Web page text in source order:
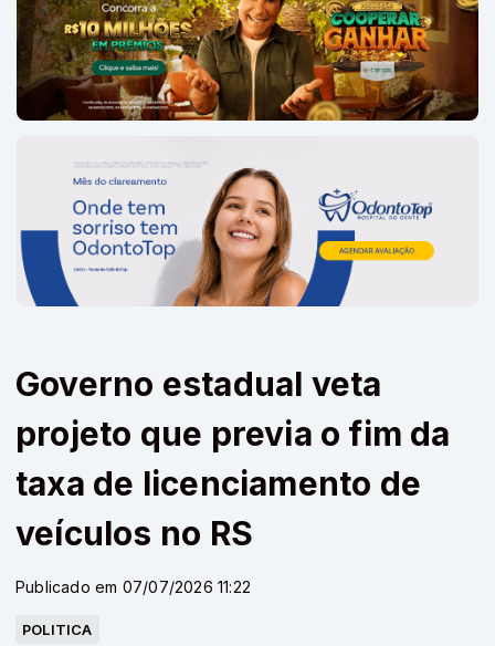
Governo estadual veta
projeto que previa o fim da
taxa de licenciamento de
veículos no RS
Publicado em 07/07/2026 11:22
POLITICA